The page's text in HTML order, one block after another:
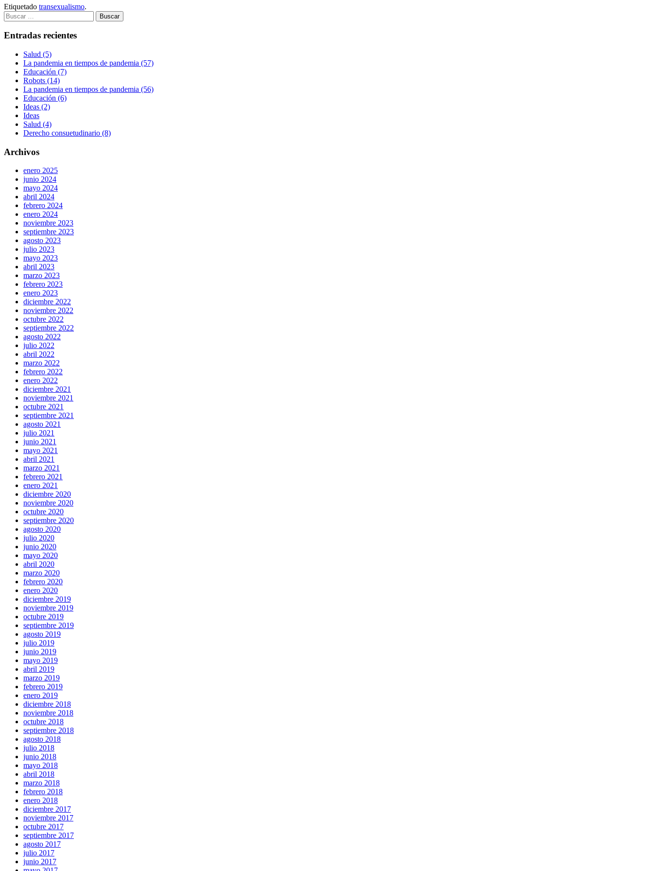
Etiquetado transexualismo.
Buscar:
Entradas recientes
Salud (5)
La pandemia en tiempos de pandemia (57)
Educación (7)
Robots (14)
La pandemia en tiempos de pandemia (56)
Educación (6)
Ideas (2)
Ideas
Salud (4)
Derecho consuetudinario (8)
Archivos
enero 2025
junio 2024
mayo 2024
abril 2024
febrero 2024
enero 2024
noviembre 2023
septiembre 2023
agosto 2023
julio 2023
mayo 2023
abril 2023
marzo 2023
febrero 2023
enero 2023
diciembre 2022
noviembre 2022
octubre 2022
septiembre 2022
agosto 2022
julio 2022
abril 2022
marzo 2022
febrero 2022
enero 2022
diciembre 2021
noviembre 2021
octubre 2021
septiembre 2021
agosto 2021
julio 2021
junio 2021
mayo 2021
abril 2021
marzo 2021
febrero 2021
enero 2021
diciembre 2020
noviembre 2020
octubre 2020
septiembre 2020
agosto 2020
julio 2020
junio 2020
mayo 2020
abril 2020
marzo 2020
febrero 2020
enero 2020
diciembre 2019
noviembre 2019
octubre 2019
septiembre 2019
agosto 2019
julio 2019
junio 2019
mayo 2019
abril 2019
marzo 2019
febrero 2019
enero 2019
diciembre 2018
noviembre 2018
octubre 2018
septiembre 2018
agosto 2018
julio 2018
junio 2018
mayo 2018
abril 2018
marzo 2018
febrero 2018
enero 2018
diciembre 2017
noviembre 2017
octubre 2017
septiembre 2017
agosto 2017
julio 2017
junio 2017